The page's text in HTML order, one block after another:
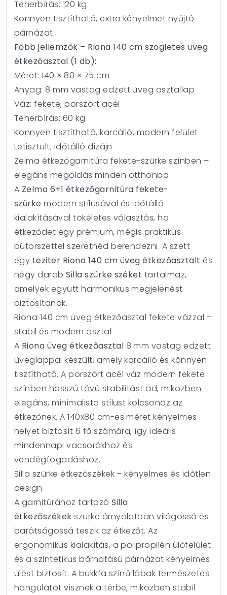
Teherbírás: 120 kg
Könnyen tisztítható, extra kényelmet nyújtó
párnázat
Főbb jellemzők – Riona 140 cm szögletes üveg
étkezőasztal (1 db):
Méret: 140 × 80 × 75 cm
Anyag: 8 mm vastag edzett üveg asztallap
Váz: fekete, porszórt acél
Teherbírás: 60 kg
Könnyen tisztítható, karcálló, modern felület
Letisztult, időtálló dizájn
Zelma étkezőgarnitúra fekete-szürke színben –
elegáns megoldás minden otthonba
A Zelma 6+1 étkezőgarnitúra fekete-
szürke modern stílusával és időtálló
kialakításával tökéletes választás, ha
étkeződet egy prémium, mégis praktikus
bútorszettel szeretnéd berendezni. A szett
egy Leziter Riona 140 cm üveg étkezőasztalt és
négy darab Silla szürke széket tartalmaz,
amelyek együtt harmonikus megjelenést
biztosítanak.
Riona 140 cm üveg étkezőasztal fekete vázzal –
stabil és modern asztal
A Riona üveg étkezőasztal 8 mm vastag edzett
üveglappal készült, amely karcálló és könnyen
tisztítható. A porszórt acél váz modern fekete
színben hosszú távú stabilitást ad, miközben
elegáns, minimalista stílust kölcsönöz az
étkezőnek. A 140x80 cm-es méret kényelmes
helyet biztosít 6 fő számára, így ideális
mindennapi vacsorákhoz és
vendégfogadáshoz.
Silla szürke étkezőszékek – kényelmes és időtlen
design
A garnitúrához tartozó Silla
étkezőszékek szürke árnyalatban világossá és
barátságossá teszik az étkezőt. Az
ergonomikus kialakítás, a polipropilén ülőfelület
és a szintetikus bőrhatású párnázat kényelmes
ülést biztosít. A bükkfa színű lábak természetes
hangulatot visznek a térbe, miközben stabil